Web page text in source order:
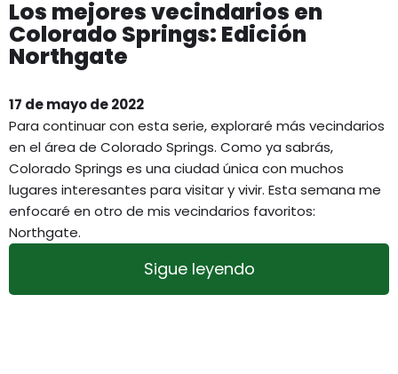
Los mejores vecindarios en
Colorado Springs: Edición
Northgate
17 de mayo de 2022
Para continuar con esta serie, exploraré más vecindarios
en el área de Colorado Springs. Como ya sabrás,
Colorado Springs es una ciudad única con muchos
lugares interesantes para visitar y vivir. Esta semana me
enfocaré en otro de mis vecindarios favoritos:
Northgate.
Sigue leyendo